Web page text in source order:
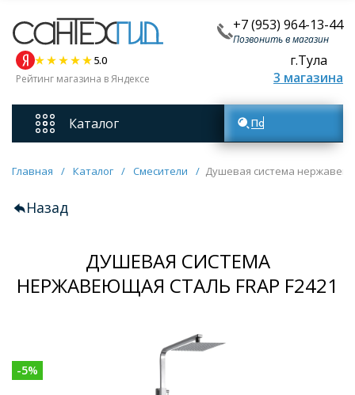
+7 (953) 964-13-44
Позвонить в магазин
5.0
Рейтинг магазина в Яндексе
г.Тула
3 магазина
Каталог
Смесители
Унитазы
Мебель для ванных комнат
Кухонные мойки
Поиск товаров
Главная / Каталог / Смесители / Душевая система
Назад
ДУШЕВАЯ СИСТЕМА
НЕРЖАВЕЮЩАЯ СТАЛЬ FRAP F2421
-5%